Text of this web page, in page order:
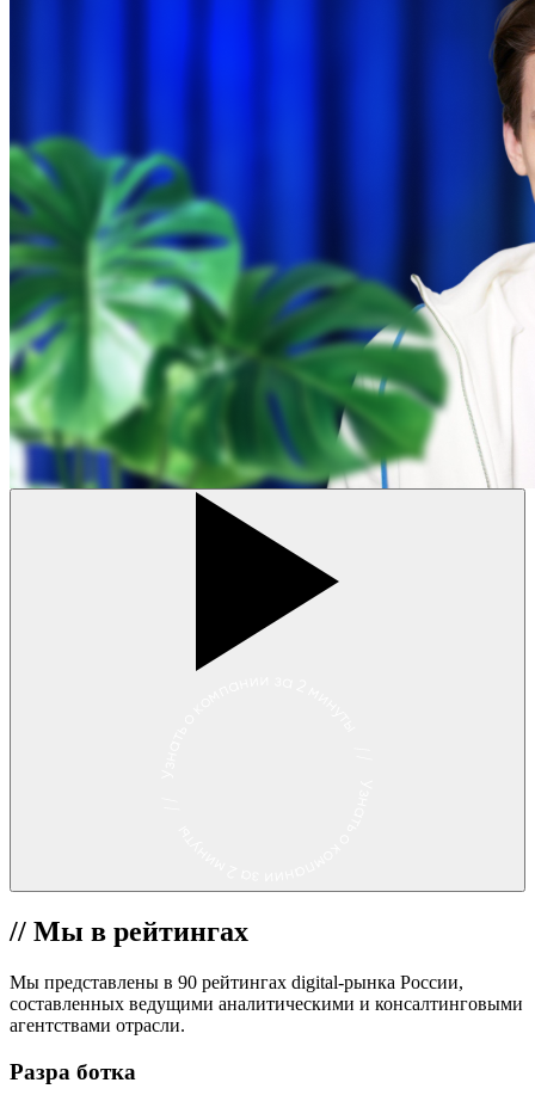
// Мы в рейтингах
Мы представлены в 90 рейтингах digital-рынка России,
составленных ведущими аналитическими и консалтинговыми
агентствами отрасли.
Разра ботка